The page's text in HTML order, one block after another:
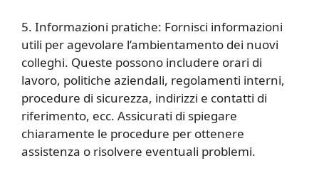
5. Informazioni pratiche: Fornisci informazioni
utili per agevolare l’ambientamento dei nuovi
colleghi. Queste possono includere orari di
lavoro, politiche aziendali, regolamenti interni,
procedure di sicurezza, indirizzi e contatti di
riferimento, ecc. Assicurati di spiegare
chiaramente le procedure per ottenere
assistenza o risolvere eventuali problemi.